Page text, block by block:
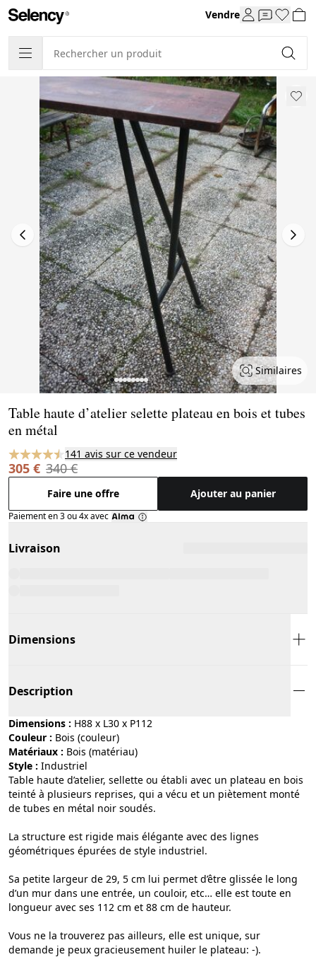
Vendre
Similaires
Table haute d’atelier selette plateau en bois et tubes
en métal
141 avis sur ce vendeur
305 € 340 €
Faire une offre Ajouter au panier
Paiement en 3 ou 4x avec
Livraison
Dimensions
Description
Dimensions : H88 x L30 x P112
Couleur :
bois (couleur)
Matériaux :
bois (matériau)
Style : industriel
Table haute d’atelier, sellette ou établi avec un plateau en bois
teinté à plusieurs reprises, qui a vécu et un piètement monté
de tubes en métal noir soudés.
La structure est rigide mais élégante avec des lignes
géométriques épurées de style industriel.
Sa petite largeur de 29, 5 cm lui permet d’être glissée le long
d’un mur dans une entrée, un couloir, etc… elle est toute en
longueur avec ses 112 cm et 88 cm de hauteur.
Vous ne la trouverez pas ailleurs, elle est unique, sur
demande je peux gracieusement huiler le plateau: -).